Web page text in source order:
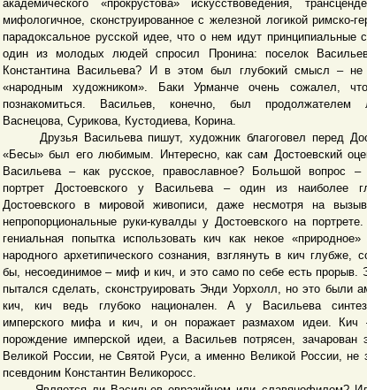
академического «прокрустова» искусствоведения,
мифологичное, сконструированное с железной логикой римско-
парадоксальное русской идее, что о нем идут принципиальные
один из молодых людей спросил Пронина: поселок
Константина Васильева? И в этом был глубокий смысл – не
«народным художником». Баки Урманче очень сожалел,
познакомиться. Васильев, конечно, был продолжателем
Васнецова, Сурикова, Кустодиева, Корина.
Друзья Васильева пишут, художник благоговел перед
«Бесы» был его любимым. Интересно, как сам Достоевский
Васильева – как русское, православное? Большой вопрос –
портрет Достоевского у Васильева – один из наиболее
Достоевского в мировой живописи, даже несмотря на
непропорциональные руки-кувалды у Достоевского на
гениальная попытка использовать кич как некое «природное»
народного архетипического сознания, взглянуть в кич глубже,
бы, несоединимое – миф и кич, и это само по себе есть прорыв.
пытался сделать, сконструировать Энди Уорхолл, но это были
кич, кич ведь глубоко национален. А у Васильева синтез
имперского мифа и кич, и он поражает размахом идеи. Кич
порождение имперской идеи, а Васильев потрясен, зачарован
Великой России, не Святой Руси, а именно Великой России, не
псевдоним Константин Великоросс.